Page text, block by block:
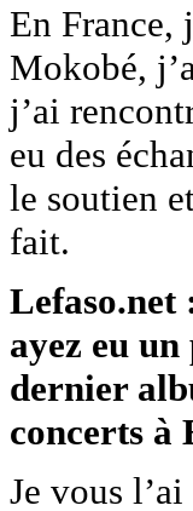
En France,
Mokobé,
j’ai
eu des
le soutien
fait.
Lefaso.net
ayez eu
dernier
concerts à
Je vous